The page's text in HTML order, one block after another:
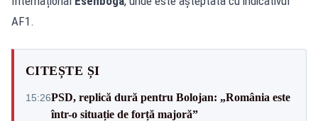
AF1.
CITEȘTE ȘI
15:26PSD, replică dură pentru Bolojan: „România este
într-o situație de forță majoră”